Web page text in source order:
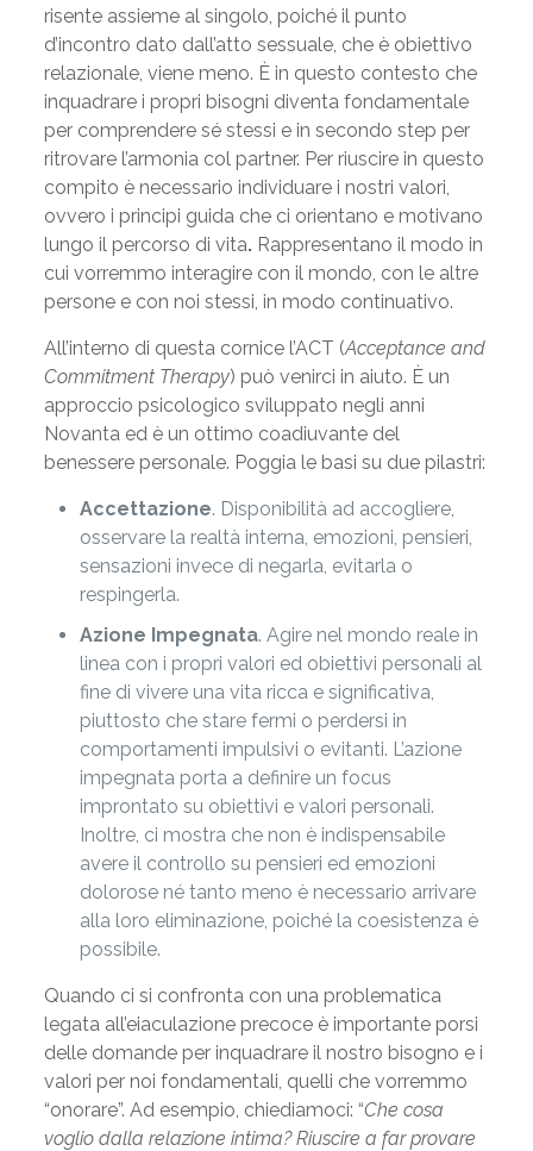
risente assieme al singolo, poiché il punto
d’incontro dato dall’atto sessuale, che è obiettivo
relazionale, viene meno. È in questo contesto che
inquadrare i propri bisogni diventa fondamentale
per comprendere sé stessi e in secondo step per
ritrovare l’armonia col partner. Per riuscire in questo
compito è necessario individuare i nostri valori,
ovvero i principi guida che ci orientano e motivano
lungo il percorso di vita. Rappresentano il modo in
cui vorremmo interagire con il mondo, con le altre
persone e con noi stessi, in modo continuativo.
All’interno di questa cornice l’ACT (Acceptance and
Commitment Therapy) può venirci in aiuto. È un
approccio psicologico sviluppato negli anni
Novanta ed è un ottimo coadiuvante del
benessere personale. Poggia le basi su due pilastri:
Accettazione. Disponibilità ad accogliere,
osservare la realtà interna, emozioni, pensieri,
sensazioni invece di negarla, evitarla o
respingerla.
Azione Impegnata. Agire nel mondo reale in
linea con i propri valori ed obiettivi personali al
fine di vivere una vita ricca e significativa,
piuttosto che stare fermi o perdersi in
comportamenti impulsivi o evitanti. L’azione
impegnata porta a definire un focus
improntato su obiettivi e valori personali.
Inoltre, ci mostra che non è indispensabile
avere il controllo su pensieri ed emozioni
dolorose né tanto meno è necessario arrivare
alla loro eliminazione, poiché la coesistenza è
possibile.
Quando ci si confronta con una problematica
legata all’eiaculazione precoce è importante porsi
delle domande per inquadrare il nostro bisogno e i
valori per noi fondamentali, quelli che vorremmo
“onorare”. Ad esempio, chiediamoci: “Che cosa
voglio dalla relazione intima? Riuscire a far provare